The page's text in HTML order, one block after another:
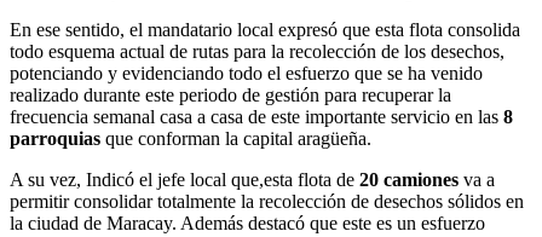
En ese sentido, el mandatario local expresó que esta flota consolida
todo esquema actual de rutas para la recolección de los desechos,
potenciando y evidenciando todo el esfuerzo que se ha venido
realizado durante este periodo de gestión para recuperar la
frecuencia semanal casa a casa de este importante servicio en las 8
parroquias que conforman la capital aragüeña.
A su vez, Indicó el jefe local que,esta flota de 20 camiones va a
permitir consolidar totalmente la recolección de desechos sólidos en
la ciudad de Maracay. Además destacó que este es un esfuerzo